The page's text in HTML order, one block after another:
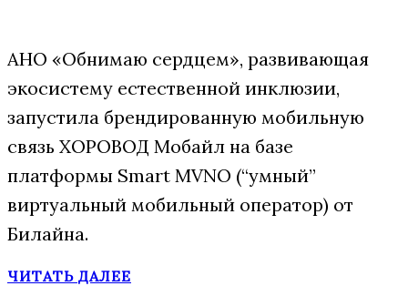
АНО «Обнимаю сердцем», развивающая
экосистему естественной инклюзии,
запустила брендированную мобильную
связь ХОРОВОД Мобайл на базе
платформы Smart MVNO (“умный”
виртуальный мобильный оператор) от
Билайна.
ЧИТАТЬ ДАЛЕЕ